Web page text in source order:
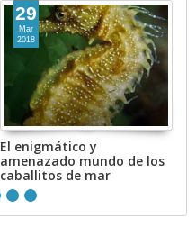
29
Mar
2018
El enigmático y
amenazado mundo de los
caballitos de mar